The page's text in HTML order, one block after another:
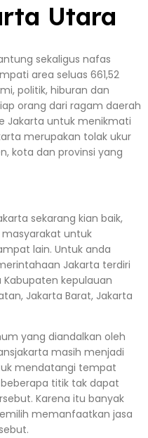
Utara
sekaligus nafas
area seluas 661,52
politik, hiburan dan
orang dari ragam daerah
Jakarta untuk menikmati
merupakan tolak ukur
kota dan provinsi yang
sekarang kian baik,
untuk
lain. Untuk anda
Jakarta terdiri
kepulauan
Jakarta Barat, Jakarta
yang diandalkan oleh
masih menjadi
mendatangi tempat
titik tak dapat
Karena itu banyak
memanfaatkan jasa